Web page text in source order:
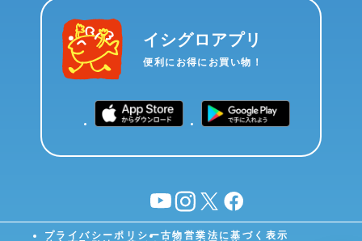
イシグロアプリ
便利にお得にお買い物！
YouTubeinstagram
X facebook
プライバシーポリシー古物営業法に基づく表示